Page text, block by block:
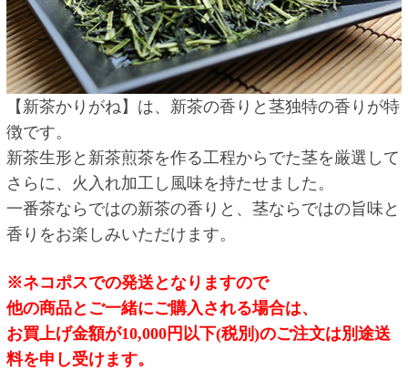
【新茶かりがね】は、新茶の香りと茎独特の香りが特
徴です。
新茶生形と新茶煎茶を作る工程からでた茎を厳選して
さらに、火入れ加工し風味を持たせました。
一番茶ならではの新茶の香りと、茎ならではの旨味と
香りをお楽しみいただけます。
※ネコポスでの発送となりますので
他の商品とご一緒にご購入される場合は、
お買上げ金額が10,000円以下(税別)のご注文は別途送
料を申し受けます。